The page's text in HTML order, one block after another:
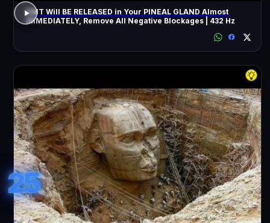
DMT Will BE RELEASED in Your PINEAL GLAND Almost
IMMEDIATELY, Remove All Negative Blockages | 432 Hz
25